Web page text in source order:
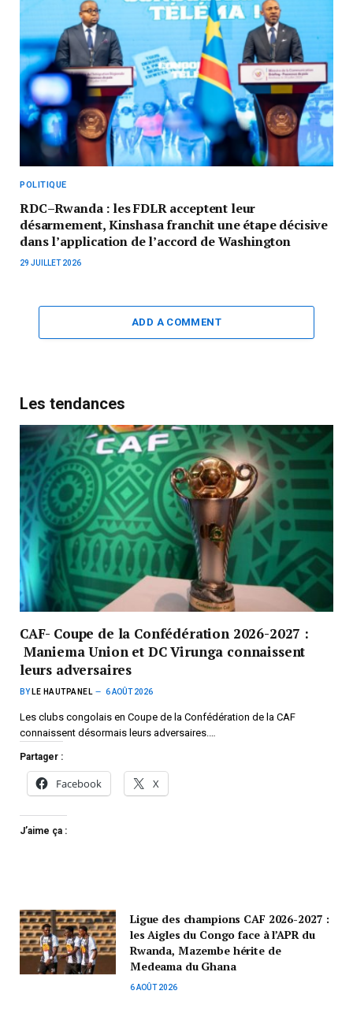
POLITIQUE
RDC–Rwanda : les FDLR acceptent leur
désarmement, Kinshasa franchit une étape décisive
dans l’application de l’accord de Washington
29 JUILLET 2026
ADD A COMMENT
Les tendances
CAF- Coupe de la Confédération 2026-2027 :
Maniema Union et DC Virunga connaissent
leurs adversaires
BY LE HAUTPANEL 6 AOÛT 2026
Les clubs congolais en Coupe de la Confédération de la CAF
connaissent désormais leurs adversaires.…
Partager :
Facebook X
J’aime ça :
Ligue des champions CAF 2026-2027 :
les Aigles du Congo face à l’APR du
Rwanda, Mazembe hérite de
Medeama du Ghana
6 AOÛT 2026